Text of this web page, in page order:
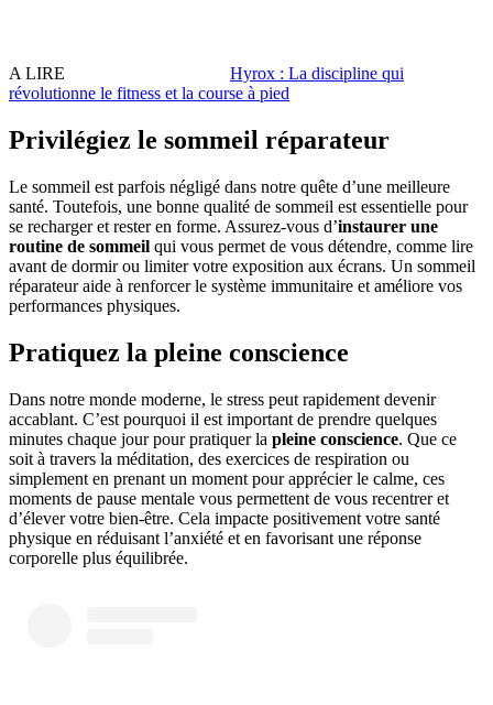
A LIRE
Hyrox : La discipline qui
révolutionne le fitness et la course à pied
Privilégiez le sommeil réparateur
Le sommeil est parfois négligé dans notre quête d’une meilleure
santé. Toutefois, une bonne qualité de sommeil est essentielle pour
se recharger et rester en forme. Assurez-vous d’instaurer une
routine de sommeil qui vous permet de vous détendre, comme lire
avant de dormir ou limiter votre exposition aux écrans. Un sommeil
réparateur aide à renforcer le système immunitaire et améliore vos
performances physiques.
Pratiquez la pleine conscience
Dans notre monde moderne, le stress peut rapidement devenir
accablant. C’est pourquoi il est important de prendre quelques
minutes chaque jour pour pratiquer la pleine conscience. Que ce
soit à travers la méditation, des exercices de respiration ou
simplement en prenant un moment pour apprécier le calme, ces
moments de pause mentale vous permettent de vous recentrer et
d’élever votre bien-être. Cela impacte positivement votre santé
physique en réduisant l’anxiété et en favorisant une réponse
corporelle plus équilibrée.